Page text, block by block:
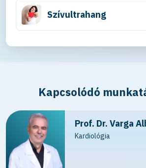
Szívultrahang
Kapcsolódó
Prof. Dr. Varga
Kardiológia